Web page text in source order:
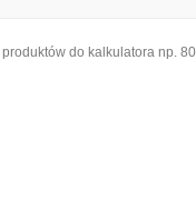
do kalkulatora np.